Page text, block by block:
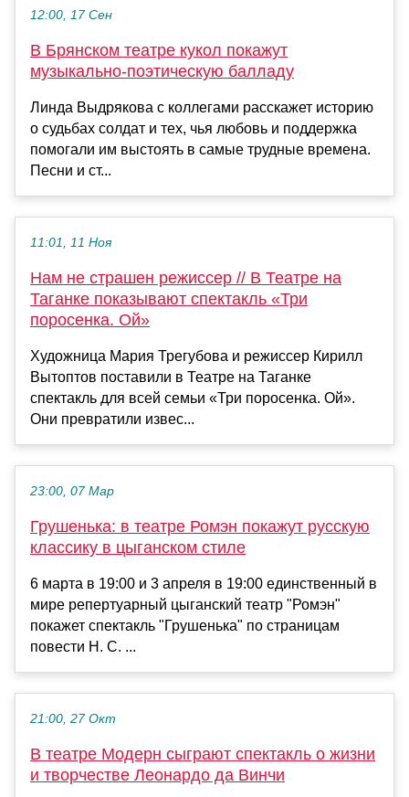
12:00, 17 Сен
В Брянском театре кукол покажут
музыкально-поэтическую балладу
Линда Выдрякова с коллегами расскажет историю
о судьбах солдат и тех, чья любовь и поддержка
помогали им выстоять в самые трудные времена.
Песни и ст...
11:01, 11 Ноя
Нам не страшен режиссер // В Театре на
Таганке показывают спектакль «Три
поросенка. Ой»
Художница Мария Трегубова и режиссер Кирилл
Вытоптов поставили в Театре на Таганке
спектакль для всей семьи «Три поросенка. Ой».
Они превратили извес...
23:00, 07 Мар
Грушенька: в театре Ромэн покажут русскую
классику в цыганском стиле
6 марта в 19:00 и 3 апреля в 19:00 единственный в
мире репертуарный цыганский театр "Ромэн"
покажет спектакль "Грушенька" по страницам
повести Н. С. ...
21:00, 27 Окт
В театре Модерн сыграют спектакль о жизни
и творчестве Леонардо да Винчи